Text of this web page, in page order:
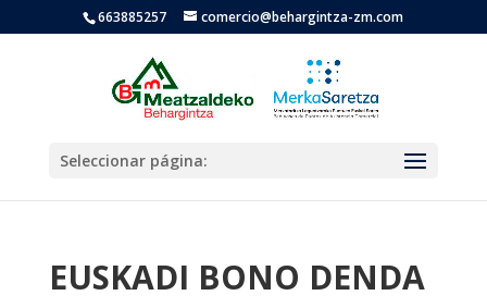
663885257 comercio@behargintza-zm.com
Seleccionar página:
EUSKADI BONO DENDA